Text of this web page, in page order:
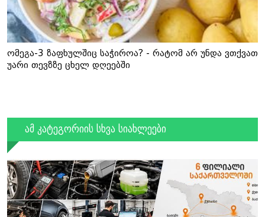
ომეგა-3 ზაფხულშიც საჭიროა? - რატომ არ უნდა ვთქვათ
უარი თევზზე ცხელ დღეებში
ამ კატეგორიის სხვა სიახლეები